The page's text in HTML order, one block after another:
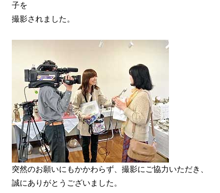
子を
撮影されました。
突然のお願いにもかかわらず、撮影にご協力いただき、
誠にありがとうございました。